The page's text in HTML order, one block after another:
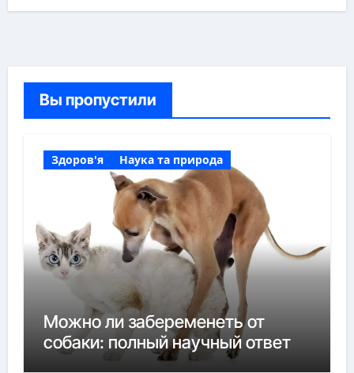
Вы пропустили
Здоров'я Наука та природа
Можно ли забеременеть от
собаки: полный научный ответ